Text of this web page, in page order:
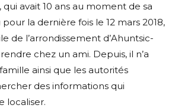
qui avait 10 ans au moment de sa
la dernière fois le 12 mars 2018,
de l’arrondissement d’Ahuntsic-
chez un ami. Depuis, il n’a
ainsi que les autorités
des informations qui
localiser.